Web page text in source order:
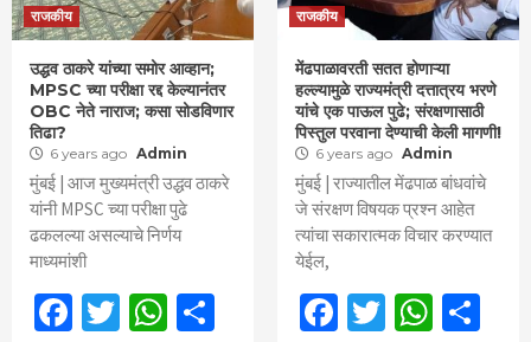
राजकीय
उद्धव ठाकरे यांच्या समोर आव्हान;
MPSC च्या परीक्षा रद्द केल्यानंतर
OBC नेते नाराज; कसा सोडविणार
तिढा?
6 years ago Admin
मुंबई | आज मुख्यमंत्री उद्धव ठाकरे
यांनी MPSC च्या परीक्षा पुढे
ढकलल्या असल्याचे निर्णय
माध्यमांशी
Facebook
TwitterWhatsApp
Share
राजकीय
मेंढपाळावरती सतत होणाऱ्या
हल्ल्यामुळे राज्यमंत्री दत्तात्रय भरणे
यांचे एक पाऊल पुढे; संरक्षणासाठी
पिस्तुल परवाना देण्याची केली मागणी!
6 years ago Admin
मुंबई | राज्यातील मेंढपाळ बांधवांचे
जे संरक्षण विषयक प्रश्न आहेत
त्यांचा सकारात्मक विचार करण्यात
येईल,
Facebook
Twitter